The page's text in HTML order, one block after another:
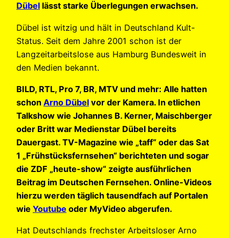
Dübel lässt starke Überlegungen erwachsen.
Dübel ist witzig und hält in Deutschland Kult-
Status. Seit dem Jahre 2001 schon ist der
Langzeitarbeitslose aus Hamburg Bundesweit in
den Medien bekannt.
BILD, RTL, Pro 7, BR, MTV und mehr: Alle hatten
schon Arno Dübel vor der Kamera. In etlichen
Talkshow wie Johannes B. Kerner, Maischberger
oder Britt war Medienstar Dübel bereits
Dauergast. TV-Magazine wie „taff“ oder das Sat
1 „Frühstücksfernsehen“ berichteten und sogar
die ZDF „heute-show“ zeigte ausführlichen
Beitrag im Deutschen Fernsehen. Online-Videos
hierzu werden täglich tausendfach auf Portalen
wie Youtube oder MyVideo abgerufen.
Hat Deutschlands frechster Arbeitsloser Arno